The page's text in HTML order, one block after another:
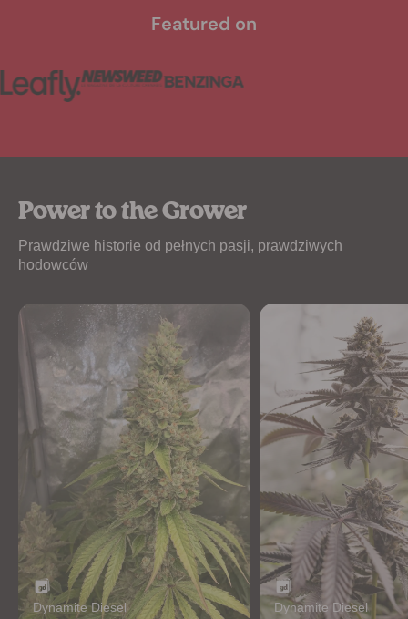
Featured on
Power to the Grower
Prawdziwe historie od pełnych pasji, prawdziwych
hodowców
Dynamite Diesel Dynamite Diesel